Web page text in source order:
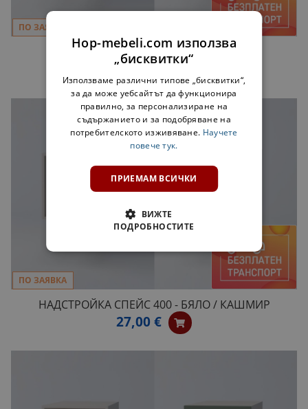
ПО ЗАЯВКА
НАДСТРОЙКА СПЕЙС 400 - КАШМИР
27,00 €
ПО ЗАЯВКА
НАДСТРОЙКА СПЕЙС 400 - БЯЛО / КАШМИР
27,00 €
Hop-mebeli.com използва
„бисквитки“
Използваме различни типове „бисквитки“,
за да може уебсайтът да функционира
правилно, за персонализиране на
съдържанието и за подобряване на
потребителското изживяване. Научете
повече тук.
ПРИЕМАМ ВСИЧКИ
ВИЖТЕ
ПОДРОБНОСТИТЕ